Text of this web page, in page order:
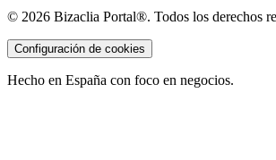
© 2026 Bizaclia Portal®. Todos los derechos
Configuración de cookies
Hecho en España con foco en negocios.